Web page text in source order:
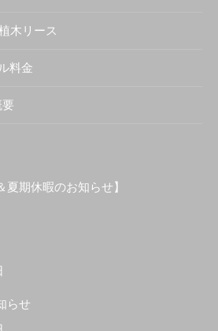
木リース
料金
夏期休暇のお知らせ】
らせ